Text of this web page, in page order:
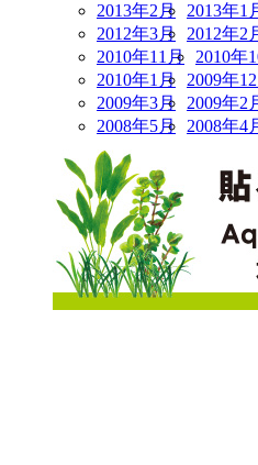
2013年2月
2013年1
2012年3月
2012年2
2010年11月
2010年
2010年1月
2009年
2009年3月
2009年2
2008年5月
2008年4